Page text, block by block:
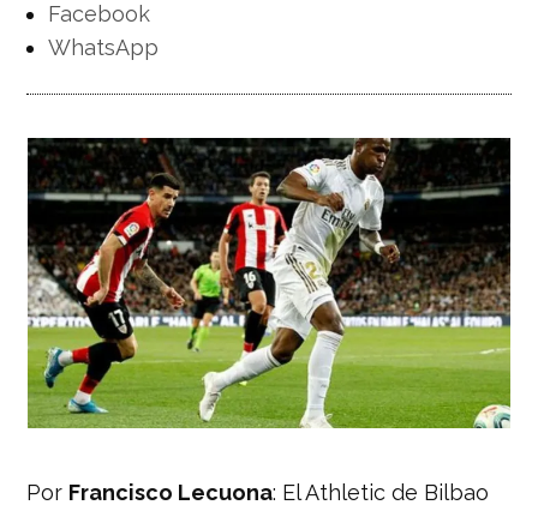
Facebook
WhatsApp
Por Francisco Lecuona: El Athletic de Bilbao